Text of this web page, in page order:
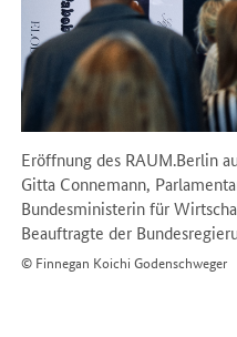
Eröffnung des RAUM.Berlin
Gitta Connemann,
Bundesministerin für
Beauftragte der
© Finnegan Koichi Godenschweger